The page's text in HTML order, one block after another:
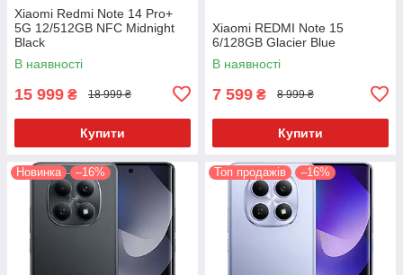
Xiaomi Redmi Note 14 Pro+
5G 12/512GB NFC Midnight
Black
В наявності
15 999 ₴ 18 999 ₴
Купити
Xiaomi REDMI Note 15
6/128GB Glacier Blue
В наявності
7 599 ₴ 8 999 ₴
Купити
Новинка –16% Топ продажів –16%